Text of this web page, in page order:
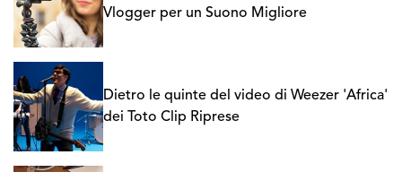
Vlogger per un Suono Migliore
Dietro le quinte del video di Weezer 'Africa'
dei Toto Clip Riprese